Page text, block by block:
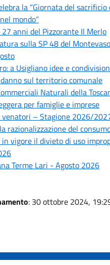
la “Giornata del sacrificio
mondo”
anni del Pizzorante Il Merlo
sulla SP 48 del
a Usigliano idee e
sul territorio comunale
Naturali della
per famiglie e imprese
– Stagione 2026/
razionalizzazione del
in vigore il divieto di uso
Terme Lari - Agosto 2026
: 30 ottobre 2024,